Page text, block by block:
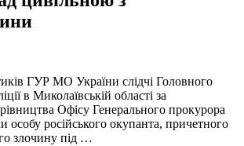
ГУР МО України слідчі Головного
в Миколаївській області за
Офісу Генерального прокурора
особу російського окупанта, причетного
злочину під …